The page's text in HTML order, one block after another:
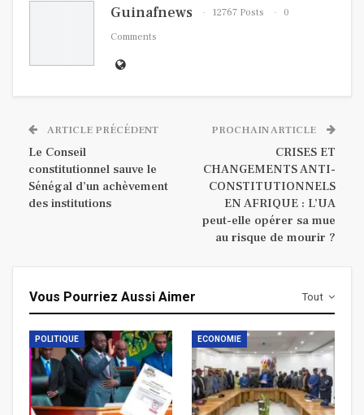
Guinafnews 12767 Posts
0
Comments
ARTICLE PRÉCÉDENT
Le Conseil
constitutionnel sauve le
Sénégal d’un achèvement
des institutions
PROCHAIN ARTICLE
CRISES ET
CHANGEMENTS ANTI-
CONSTITUTIONNELS
EN AFRIQUE : L’UA
peut-elle opérer sa mue
au risque de mourir ?
Tout
Vous Pourriez Aussi Aimer
POLITIQUE ECONOMIE